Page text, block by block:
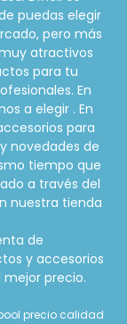
puedas elegir
pero más
atractivos
para tu
En
a elegir . En
para
novedades de
tiempo que
a través del
nuestra tienda
de
y accesorios
mejor precio.
precio calidad